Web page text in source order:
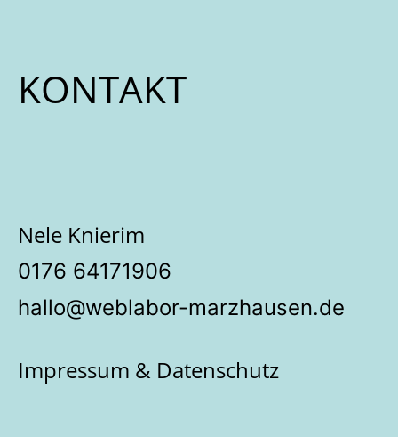
KONTAKT
Nele Knierim
‭0176 64171906‬
hallo@weblabor-marzhausen.de
Impressum & Datenschutz